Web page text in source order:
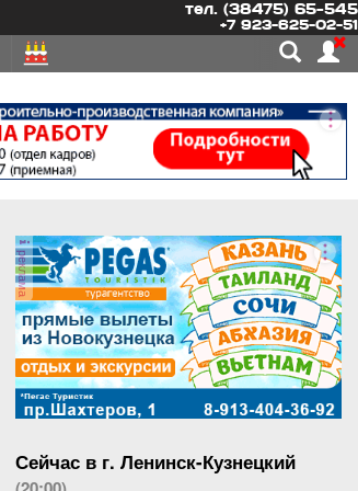
тел. (38475) 65-545
+7 923-625-02-51
реклама
Сейчас в г. Ленинск-Кузнецкий